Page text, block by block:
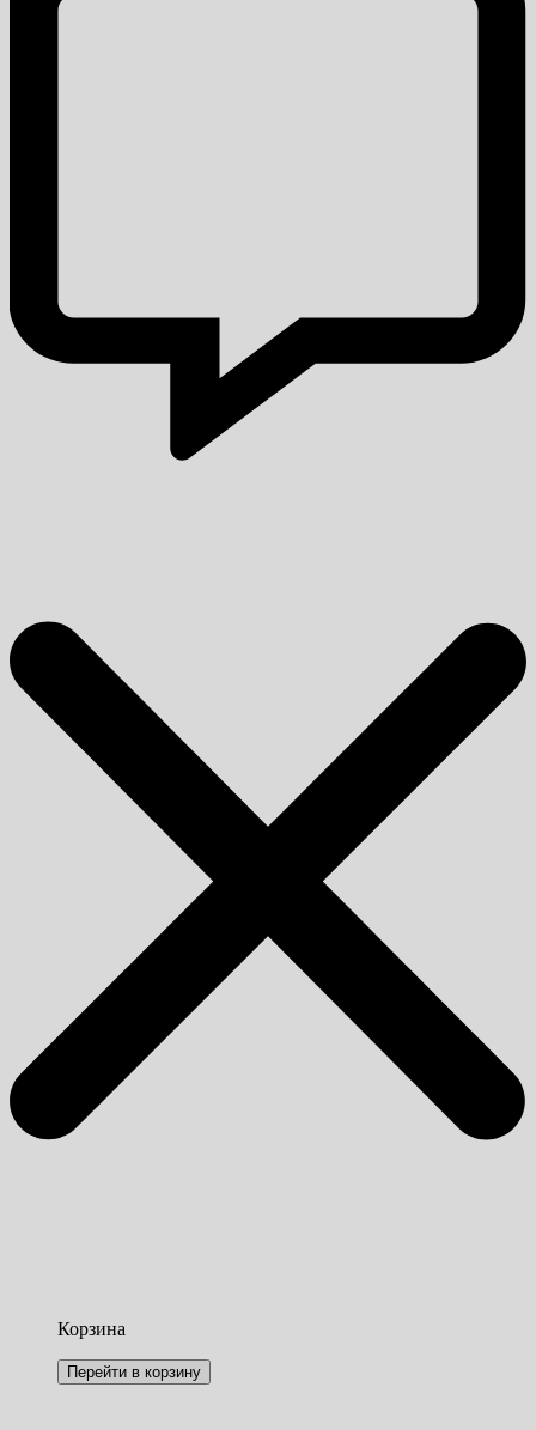
Корзина
Перейти в корзину